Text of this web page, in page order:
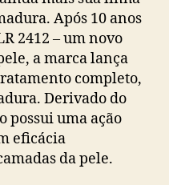
Após 10 anos
2412 – um novo
a marca lança
completo,
Derivado do
possui uma ação
eficácia
da pele.